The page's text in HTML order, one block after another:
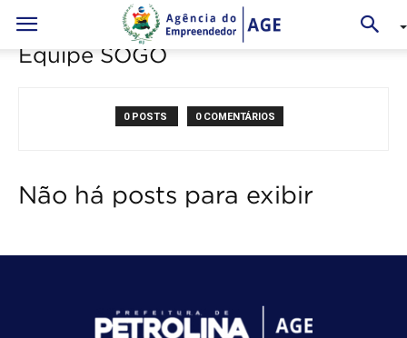
Equipe SOGO
0 POSTS 0 COMENTÁRIOS
Não há posts para exibir